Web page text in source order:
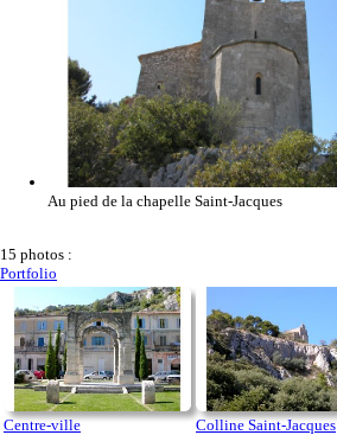
Au pied de la chapelle Saint-Jacques
15 photos :
Portfolio
Centre-ville Colline Saint-Jacques